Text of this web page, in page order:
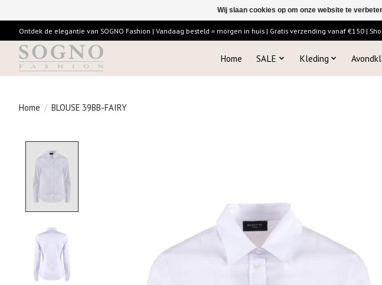
Ontdek de elegantie van SOGNO Fashion | Vandaag besteld = morgen in huis | Gratis verzending vanaf €150 |
Home SALE Kleding
Home / BLOUSE 39BB-FAIRY
Wij slaan cookies op om onze website te